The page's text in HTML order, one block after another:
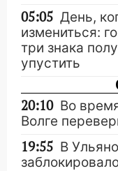
05:05 День,
измениться:
три знака
упустить
20:10 Во
Волге
19:55 В